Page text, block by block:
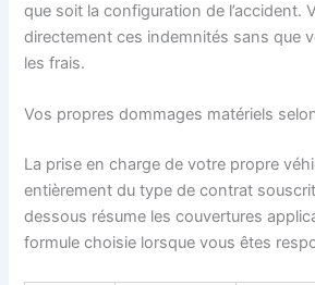
que soit la configuration de l’accident.
directement ces indemnités sans que
les frais.
Vos propres dommages matériels
La prise en charge de votre propre
entièrement du type de contrat
dessous résume les couvertures
formule choisie lorsque vous êtes